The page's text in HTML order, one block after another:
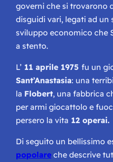
governi che si trovarono
disguidi vari, legati ad un
sviluppo economico che
a stento.
L’ 11 aprile 1975 fu un
Sant’Anastasia: una
la Flobert, una fabbrica
per armi giocattolo e
persero la vita 12 operai.
Di seguito un bellissimo
popolare che descrive